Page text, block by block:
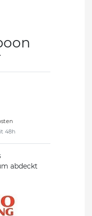
48h
abdeckt